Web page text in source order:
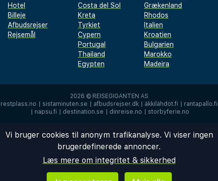
Hotel
Billeje
Afbudsrejser
Rejsemål
Costa del Sol
Grækenland
Kreta
Rhodos
Tyrkiet
Italien
Cypern
Kroatien
Portugal
Bulgarien
Thailand
Marokko
Egypten
Madeira
2026 © REISEGIGANTEN AS
restplass.no | sistaminuten.se | afbudsrejser.dk | äkkilähdöt.fi | rantapallo.fi
| napsu.fi | destination.se | dinreise.no | storbyferie.no
Vi bruger cookies til anonym trafikanalyse. Vi viser ingen
brugerdefinerede annoncer.
Læs mere om integritet & sikkerhed